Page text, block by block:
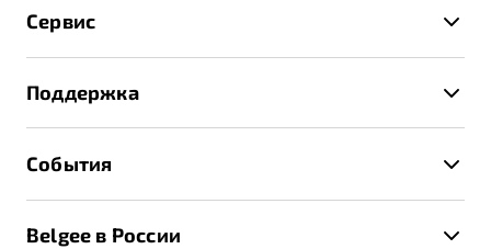
Записаться на тест-драйв
Получить предложение
Страхование
Расчет КАСКО
Сервис
Техническое обслуживание
Калькулятор ТО
Поддержка
Помощь на дорогах
События
Belgee в России